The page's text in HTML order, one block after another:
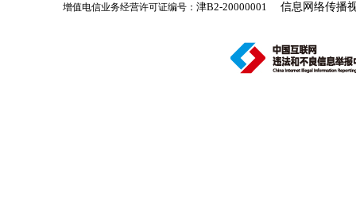
增值电信业务经营许可证编号： 津B2-20000001 信息网络传播